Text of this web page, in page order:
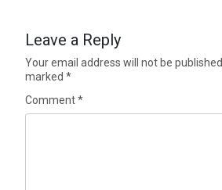
Leave a Reply
Your email address will not be published.
marked*
Comment*